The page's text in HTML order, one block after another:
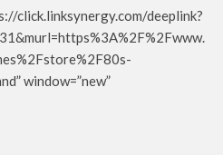
click.linksynergy.com/deeplink?
window=”new”